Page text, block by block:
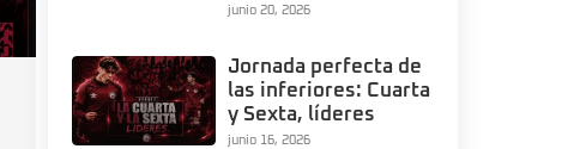
junio 20, 2026
Jornada perfecta de
las inferiores: Cuarta
y Sexta, líderes
junio 16, 2026